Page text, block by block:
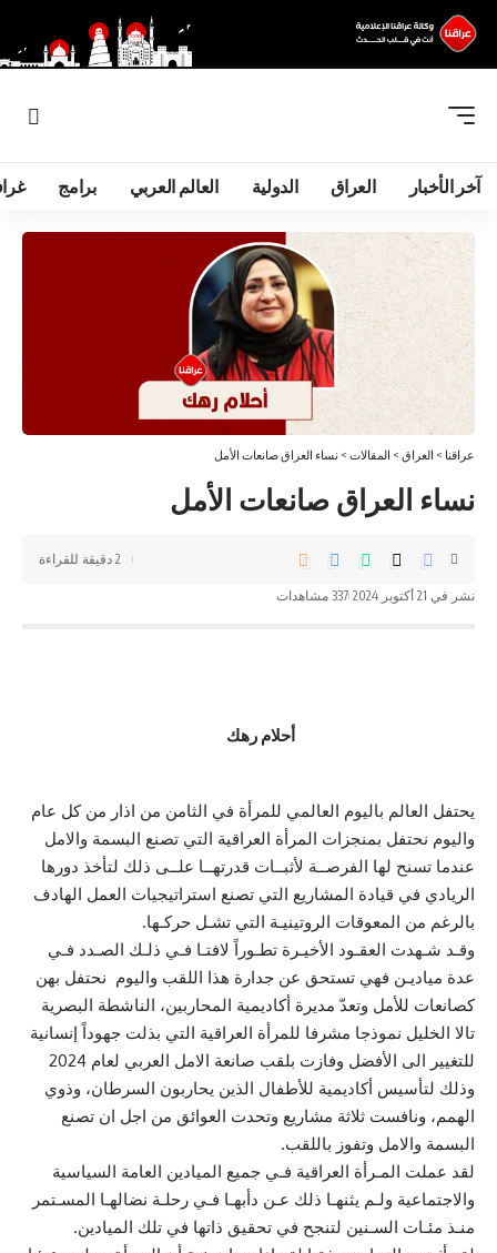
آخر الأخبار العراق الدولية العالم العربي برامج
عراقنا > العراق > المقالات > نساء العراق صانعات الأمل
نساء العراق صانعات الأمل
نشر في 21 أكتوبر 2024 337 مشاهدات
2 دقيقة للقراءة
أحلام رهك
يحتفل العالم باليوم العالمي للمرأة في الثامن من اذار من كل عام
واليوم نحتفل بمنجزات المرأة العراقية التي تصنع البسمة والامل
عندما تسنح لها الفرصــة لأثبــات قدرتهــا علــى ذلك لتأخذ دورها
الريادي في قيادة المشاريع التي تصنع استراتيجيات العمل الهادف
بالرغم من المعوقات الروتينيـة التي تشـل حركـها.
وقـد شـهدت العقـود الأخيـرة تطـوراً لافتـا فـي ذلـك الصـدد فـي
عدة مياديـن فهي تستحق عن جدارة هذا اللقب واليوم نحتفل بهن
كصانعات للأمل وتعدّ مديرة أكاديمية المحاربين، الناشطة البصرية
تالا الخليل نموذجا مشرفا للمرأة العراقية التي بذلت جهوداً إنسانية
للتغيير الى الأفضل وفازت بلقب صانعة الامل العربي لعام 2024
وذلك لتأسيس أكاديمية للأطفال الذين يحاربون السرطان، وذوي
الهمم، ونافست ثلاثة مشاريع وتحدت العوائق من اجل ان تصنع
البسمة والامل وتفوز باللقب.
لقد عملت المـرأة العراقية فـي جميع الميادين العامة السياسية
والاجتماعية ولـم يثنهـا ذلك عـن دأبهـا فـي رحلـة نضالهـا المسـتمر
منـذ مئـات السـنين لتنجح في تحقيق ذاتها في تلك الميادين.